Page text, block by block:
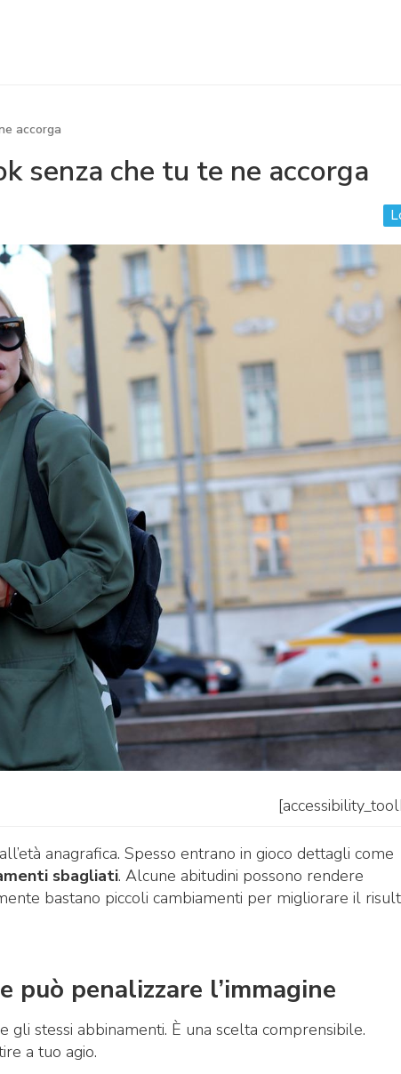
accorga
senza che tu te ne accorga
anagrafica. Spesso entrano in gioco dettagli come
sbagliati. Alcune abitudini possono rendere
bastano piccoli cambiamenti per migliorare il
penalizzare l’immagine
stessi abbinamenti. È una scelta comprensibile.
a tuo agio.